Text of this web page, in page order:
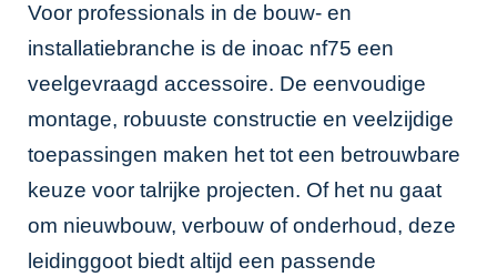
Voor professionals in de bouw- en
installatiebranche is de inoac nf75 een
veelgevraagd accessoire. De eenvoudige
montage, robuuste constructie en veelzijdige
toepassingen maken het tot een betrouwbare
keuze voor talrijke projecten. Of het nu gaat
om nieuwbouw, verbouw of onderhoud, deze
leidinggoot biedt altijd een passende